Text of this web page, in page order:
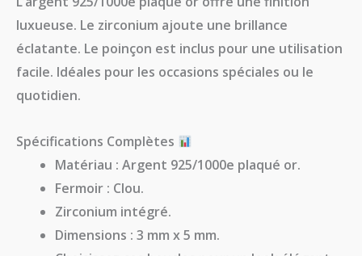
luxueuse. Le zirconium ajoute une brillance
éclatante. Le poinçon est inclus pour une utilisation
facile. Idéales pour les occasions spéciales ou le
quotidien.
Spécifications Complètes
Matériau : Argent 925/1000e plaqué or.
Fermoir : Clou.
Zirconium intégré.
Dimensions : 3 mm x 5 mm.